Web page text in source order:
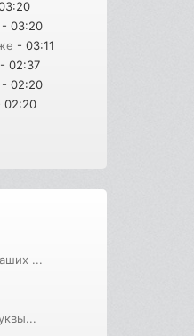
- 03:20
- 03:11
- 02:37
- 02:20
02:20
...